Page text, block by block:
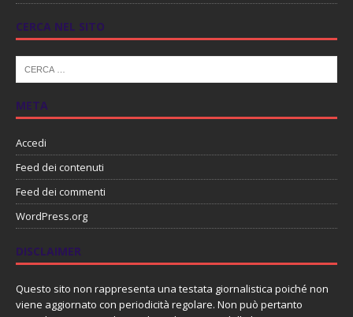
CERCA NEL SITO
META
Accedi
Feed dei contenuti
Feed dei commenti
WordPress.org
DISCLAIMER
Questo sito non rappresenta una testata giornalistica poiché non
viene aggiornato con periodicità regolare. Non può pertanto